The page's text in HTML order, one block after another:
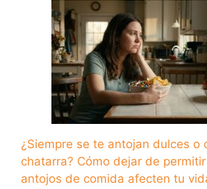
¿Siempre se te antojan dulces o
chatarra? Cómo dejar de
antojos de comida afecten tu